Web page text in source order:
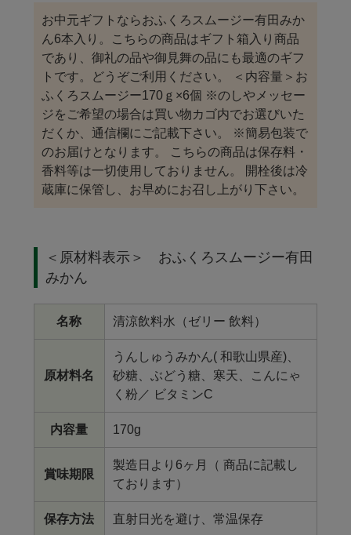
お中元ギフトならおふくろスムージー有田みか
ん6本入り。こちらの商品はギフト箱入り商品
であり、御礼の品や御見舞の品にも最適のギフ
トです。どうぞご利用ください。 ＜内容量＞お
ふくろスムージー170ｇ×6個 ※のしやメッセー
ジをご希望の場合は買い物カゴ内でお選びいた
だくか、通信欄にご記載下さい。 ※簡易包装で
のお届けとなります。 こちらの商品は保存料・
香料等は一切使用しておりません。 開栓後は冷
蔵庫に保管し、お早めにお召し上がり下さい。
＜原材料表示＞ おふくろスムージー有田
みかん
名称 清涼飲料水（ゼリー 飲料）
原材料名
うんしゅうみかん( 和歌山県産)、
砂糖、ぶどう糖、寒天、こんにゃ
く粉／ ビタミンC
内容量 170g
賞味期限
製造日より6ヶ月（ 商品に記載し
ております）
保存方法 直射日光を避け、常温保存